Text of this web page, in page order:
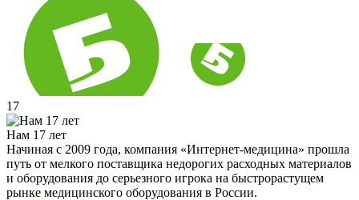
17
Нам 17 лет
Начиная с 2009 года, компания «Интернет-медицина» прошла
путь от мелкого поставщика недорогих расходных материалов
и оборудования до серьезного игрока на быстрорастущем
рынке медицинского оборудования в России.